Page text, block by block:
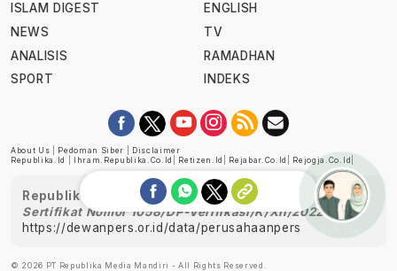
ISLAM DIGEST
NEWS
ANALISIS
SPORT
ENGLISH
TV
RAMADHAN
INDEKS
About Us Pedoman Siber
Disclaimer
Republika.id
Ihram.republika.co.id Retizen.id Rejabar.co.id Rejogja.co.id
Republika telah diverifikasi oleh Dewan Pers
Sertifikat Nomor 1058/DP-Verifikasi/K/XII/2022
https://dewanpers.or.id/data/perusahaanpers
© 2026 PT Republika Media Mandiri - All Rights Reserved.
Ask me!